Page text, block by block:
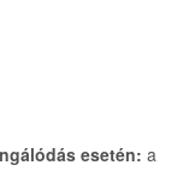
esetén: a